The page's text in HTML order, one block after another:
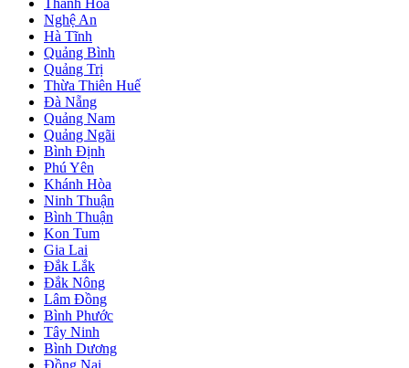
Nghệ An
Hà Tĩnh
Quảng Bình
Quảng Trị
Thừa Thiên Huế
Đà Nẵng
Quảng Nam
Quảng Ngãi
Bình Định
Phú Yên
Khánh Hòa
Ninh Thuận
Bình Thuận
Kon Tum
Gia Lai
Đắk Lắk
Đắk Nông
Lâm Đồng
Bình Phước
Tây Ninh
Bình Dương
Đồng Nai